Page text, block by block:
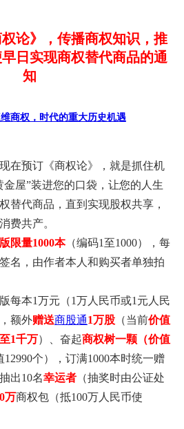
论》，传播商权知识，推
日实现商权替代商品的通
知
商权，时代的重大历史机遇
在预订《商权论》，就是抓住机
屋”装进您的口袋，让您的人生
替代商品，直到实现股权共享，
费共产。
限量1000本（编码1至1000），每
名，由作者本人和购买者单独拍
每本1万元（1万人民币或1元人民
额外赠送商股通1万股 （当前价值
至1千万）、奋起商权树一颗（价值
12990个），订满1000本时统一赠
出10名幸运者 （抽奖时由公证处
万商权包（抵100万人民币使